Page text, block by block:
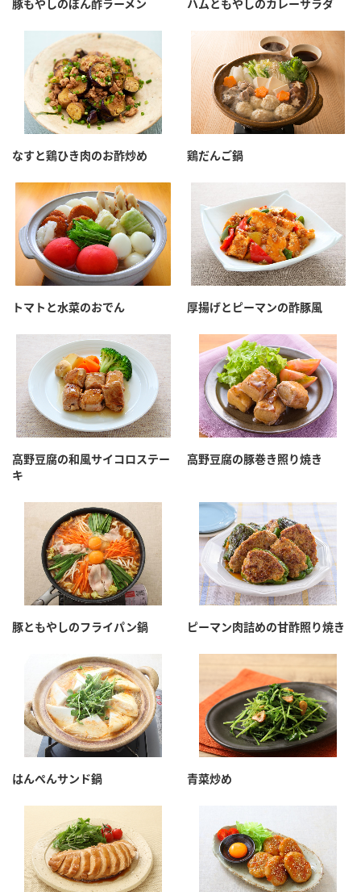
豚もやしのぽん酢ラーメン ハムともやしのカレーサラダ
なすと鶏ひき肉のお酢炒め 鶏だんご鍋
トマトと水菜のおでん 厚揚げとピーマンの酢豚風
高野豆腐の和風サイコロステー
キ
高野豆腐の豚巻き照り焼き
豚ともやしのフライパン鍋 ピーマン肉詰めの甘酢照り焼き
はんぺんサンド鍋 青菜炒め